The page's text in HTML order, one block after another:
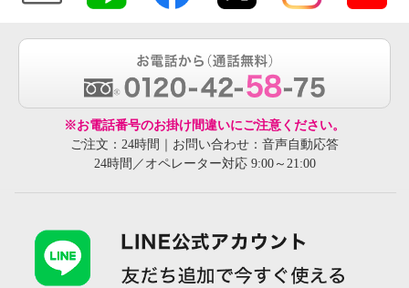
※お電話番号のお掛け間違いにご注意ください。
ご注文：24時間｜お問い合わせ：音声自動応答
24時間／オペレーター対応 9:00～21:00